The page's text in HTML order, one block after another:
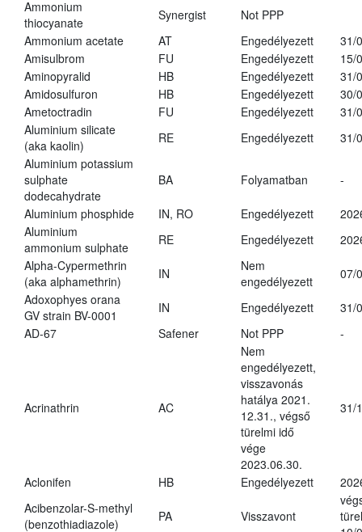
Ammonium
thiocyanate
Synergist
Not PPP
Ammonium acetate
AT Engedélyezett
31/
Amisulbrom
FU Engedélyezett
15/
Aminopyralid
HB Engedélyezett
31/
Amidosulfuron
HB Engedélyezett
30/
Ametoctradin
FU Engedélyezett
31/
Aluminium silicate
(aka kaolin)
RE Engedélyezett
31/
Aluminium potassium
sulphate
dodecahydrate
BA Folyamatban -
Aluminium phosphide IN, RO Engedélyezett
Aluminium
ammonium sulphate
RE Engedélyezett
Alpha-Cypermethrin
(aka alphamethrin)
IN
Nem
engedélyezett
07/
Adoxophyes orana
GV strain BV-0001
IN Engedélyezett
31/
AD-67
Safener Not PPP -
Acrinathrin AC
Nem
engedélyezett,
visszavonás
hatálya 2021.
12.31., végső
türelmi idő
vége
2023.06.30.
31/
Aclonifen HB Engedélyezett
Acibenzolar-S-methyl
(benzothiadiazole)
PA Visszavont